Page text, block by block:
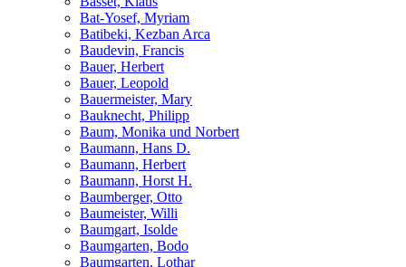
Bat-Yosef, Myriam
Batibeki, Kezban Arca
Baudevin, Francis
Bauer, Herbert
Bauer, Leopold
Bauermeister, Mary
Bauknecht, Philipp
Baum, Monika und Norbert
Baumann, Hans D.
Baumann, Herbert
Baumann, Horst H.
Baumberger, Otto
Baumeister, Willi
Baumgart, Isolde
Baumgarten, Bodo
Baumgarten, Lothar